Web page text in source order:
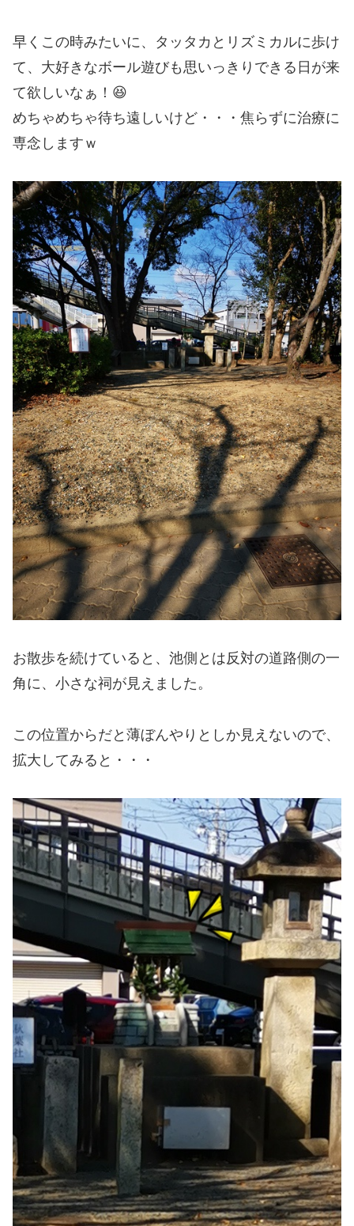
早くこの時みたいに、タッタカとリズミカルに歩け
て、大好きなボール遊びも思いっきりできる日が来
て欲しいなぁ！😆
めちゃめちゃ待ち遠しいけど・・・焦らずに治療に
専念しますｗ
お散歩を続けていると、池側とは反対の道路側の一
角に、小さな祠が見えました。
この位置からだと薄ぼんやりとしか見えないので、
拡大してみると・・・